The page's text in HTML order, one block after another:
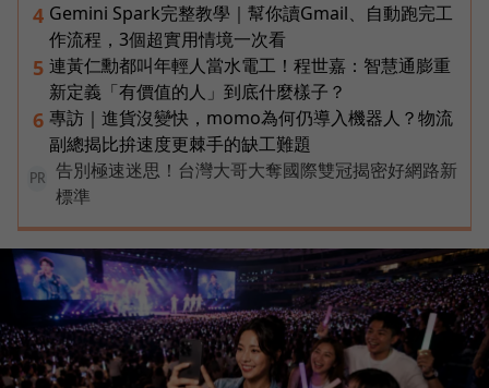
4 Gemini Spark完整教學｜幫你讀Gmail、自動跑完工
作流程，3個超實用情境一次看
5 連黃仁勳都叫年輕人當水電工！程世嘉：智慧通膨重
新定義「有價值的人」到底什麼樣子？
6 專訪｜進貨沒變快，momo為何仍導入機器人？物流
副總揭比拚速度更棘手的缺工難題
PR
告別極速迷思！台灣大哥大奪國際雙冠揭密好網路新
標準